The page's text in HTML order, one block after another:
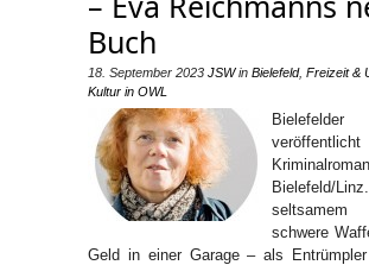
Buch
18. September 2023 JSWin Bielefeld, Freizeit &
Kultur in OWL
Kriminalroman
Bielefeld/
schwere
Geld in einer Garage – als